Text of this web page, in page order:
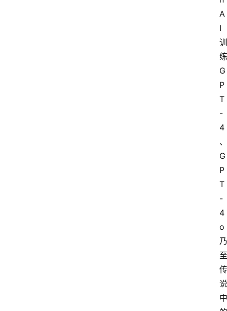
A
I
训
练
G
P
T
-
4
、
G
P
T
-
4
o
乃
至
传
说
中